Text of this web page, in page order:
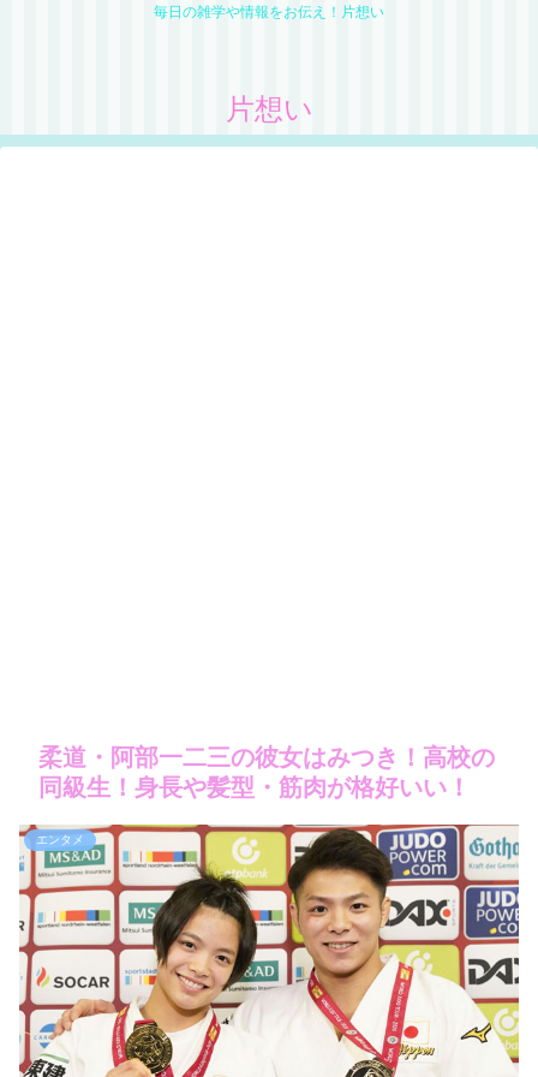
毎日の雑学や情報をお伝え！片想い
片想い
柔道・阿部一二三の彼女はみつき！高校の
同級生！身長や髪型・筋肉が格好いい！
エンタメ